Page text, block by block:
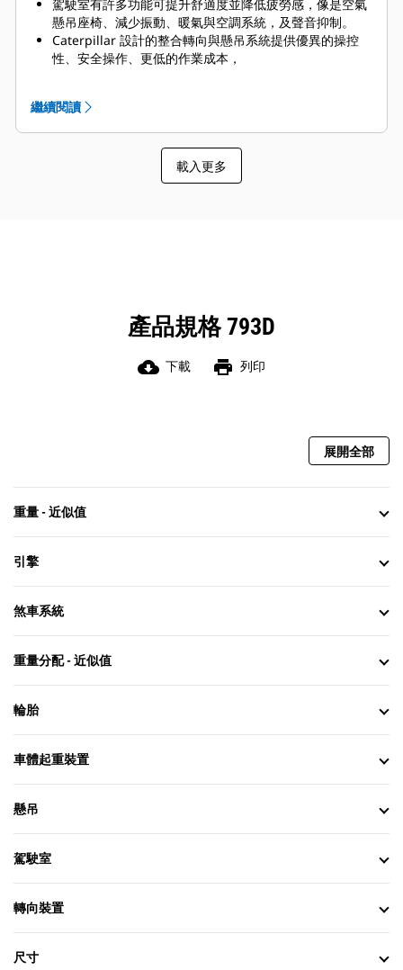
駕駛室有許多功能可提升舒適度並降低疲勞感，像是空氣
懸吊座椅、減少振動、暖氣與空調系統，及聲音抑制。
Caterpillar 設計的整合轉向與懸吊系統提供優異的操控
性、安全操作、更低的作業成本，
可調整至駕駛員左肩上的適當高度。獨特的駕駛區指示器
功能讓空氣懸吊能抵銷駕駛員的體重，並調整座椅以保持
最舒適的位置與乘坐體驗。
繼續閱讀
載入更多
產品規格 793D
cloud_download 下載 print 列印
展開全部
重量 - 近似值
引擎
煞車系統
重量分配 - 近似值
輪胎
車體起重裝置
懸吊
駕駛室
轉向裝置
尺寸